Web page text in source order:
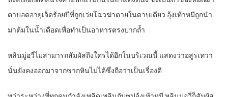
ตาบอดอายุเจ็ดร้อยปีที่ถูกเว่ยโฉวฆ่าตายในดาบเดียว อุ้งเท้าหมีถูกนำ
มาต้มในน้ำเดือดเพื่อทำเป็นอาหารตรงปากถ้ำ
หลินมู่อวี่ไม่สามารถสัมผัสถึงใครได้อีกในบริเวณนี้ แสดงว่าอสูรเทวา
นั่นยังคงออกมาจากซากหินไม่ได้ซึ่งถือว่าเป็นเรื่องดี